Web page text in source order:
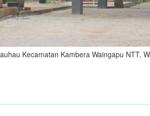
Kecamatan Kambera Waingapu NTT,